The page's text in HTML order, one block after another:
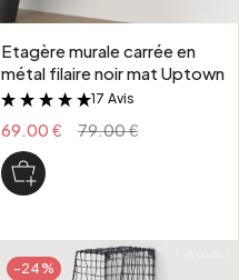
Etagère murale carrée en
métal filaire noir mat Uptown
&
17 Avis
69.00 € 79.00 €
-24%